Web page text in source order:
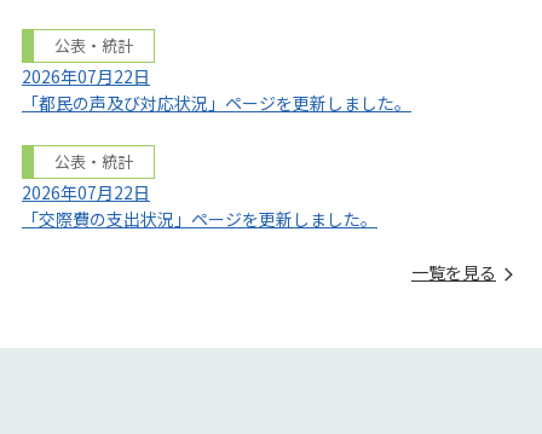
公表・統計
2026年07月22日
「都民の声及び対応状況」ページを更新しました。
公表・統計
2026年07月22日
「交際費の支出状況」ページを更新しました。
一覧を見る